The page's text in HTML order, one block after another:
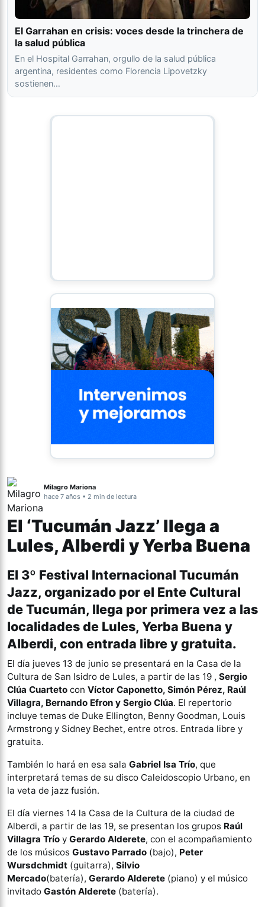
El Garrahan en crisis: voces desde la trinchera de
la salud pública
En el Hospital Garrahan, orgullo de la salud pública
argentina, residentes como Florencia Lipovetzky
sostienen…
Milagro Mariona
hace 7 años • 2 min de lectura
El ‘Tucumán Jazz’ llega a
Lules, Alberdi y Yerba Buena
El 3º Festival Internacional Tucumán
Jazz, organizado por el Ente Cultural
de Tucumán, llega por primera vez a las
localidades de Lules, Yerba Buena y
Alberdi, con entrada libre y gratuita.
El día jueves 13 de junio se presentará en la Casa de la
Cultura de San Isidro de Lules, a partir de las 19 , Sergio
Clúa Cuarteto con Víctor Caponetto, Simón Pérez, Raúl
Villagra, Bernando Efron y Sergio Clúa. El repertorio
incluye temas de Duke Ellington, Benny Goodman, Louis
Armstrong y Sidney Bechet, entre otros. Entrada libre y
gratuita.
También lo hará en esa sala Gabriel Isa Trío, que
interpretará temas de su disco Caleidoscopio Urbano, en
la veta de jazz fusión.
El día viernes 14 la Casa de la Cultura de la ciudad de
Alberdi, a partir de las 19, se presentan los grupos Raúl
Villagra Trío y Gerardo Alderete, con el acompañamiento
de los músicos Gustavo Parrado (bajo), Peter
Wursdchmidt (guitarra), Silvio
Mercado(batería), Gerardo Alderete (piano) y el músico
invitado Gastón Alderete (batería).